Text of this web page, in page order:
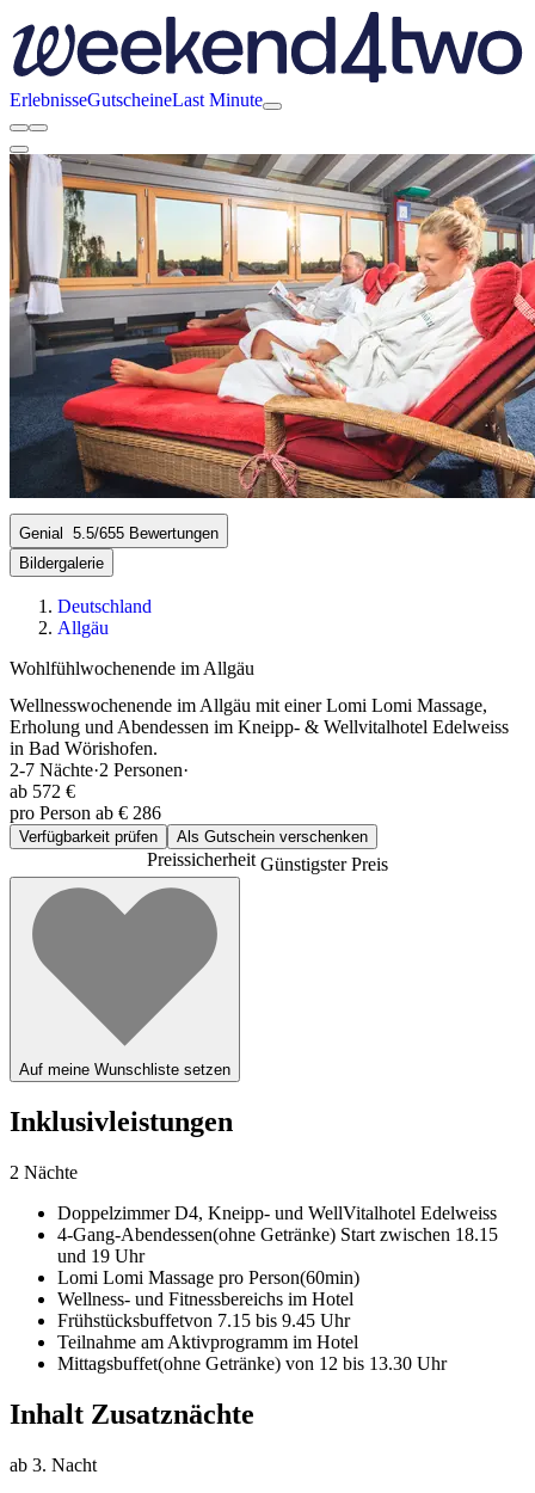
ErlebnisseGutscheineLast Minute
Genial 5.5/655 Bewertungen
Bildergalerie
Deutschland
Allgäu
Wohlfühlwochenende im Allgäu
Wellnesswochenende im Allgäu mit einer Lomi Lomi Massage,
Erholung und Abendessen im Kneipp- & Wellvitalhotel Edelweiss
in Bad Wörishofen.
2-7 Nächte·2 Personen·
ab 572 €
pro Person ab € 286
Verfügbarkeit prüfen Als Gutschein verschenken
PreissicherheitGünstigster Preis
Auf meine Wunschliste setzen
Inklusivleistungen
2 Nächte
Doppelzimmer D4, Kneipp- und WellVitalhotel Edelweiss
4-Gang-Abendessen(ohne Getränke) Start zwischen 18.15
und 19 Uhr
Lomi Lomi Massage pro Person(60min)
Wellness- und Fitnessbereichs im Hotel
Frühstücksbuffetvon 7.15 bis 9.45 Uhr
Teilnahme am Aktivprogramm im Hotel
Mittagsbuffet(ohne Getränke) von 12 bis 13.30 Uhr
Inhalt Zusatznächte
ab 3. Nacht